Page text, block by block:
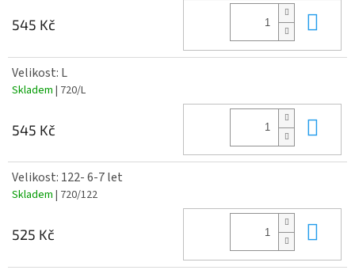
545 Kč
Velikost: L
Skladem | 720/L
545 Kč
Velikost: 122- 6-7 let
Skladem | 720/122
525 Kč